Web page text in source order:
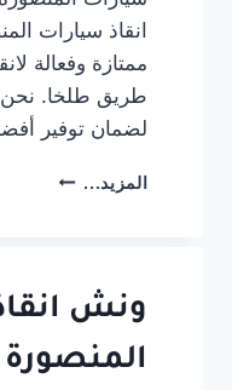
انقاذ سيارات
ممتازة وفعالة
طريق طلخا. نحن
لضمان توفير
المزيد... ونش
طريق
طلخا
ونش